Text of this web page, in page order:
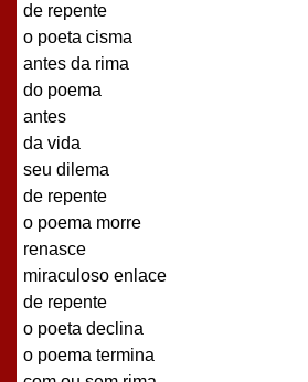
de repente
o poeta cisma
antes da rima
do poema
antes
da vida
seu dilema
de repente
o poema morre
renasce
miraculoso enlace
de repente
o poeta declina
o poema termina